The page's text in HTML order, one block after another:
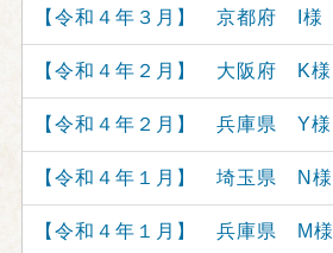
【令和４年３月】 京都府 I様
【令和４年２月】 大阪府 K様
【令和４年２月】 兵庫県 Y様
【令和４年１月】 埼玉県 N様
【令和４年１月】 兵庫県 M様